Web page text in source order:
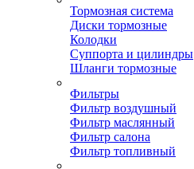
Тормозная система
Диски тормозные
Колодки
Суппорта и цилиндры
Шланги тормозные
Фильтры
Фильтр воздушный
Фильтр маслянный
Фильтр салона
Фильтр топливный